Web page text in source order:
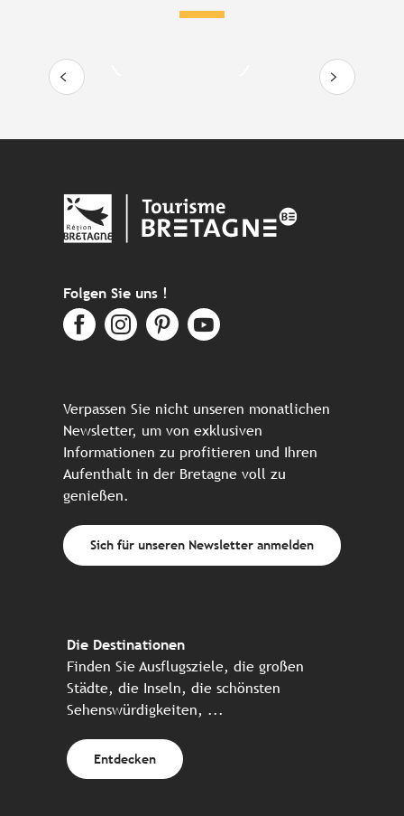
Folgen Sie uns !
Verpassen Sie nicht unseren monatlichen
Newsletter, um von exklusiven
Informationen zu profitieren und Ihren
Aufenthalt in der Bretagne voll zu
genießen.
Sich für unseren Newsletter anmelden
Die Destinationen
Finden Sie Ausflugsziele, die großen
Städte, die Inseln, die schönsten
Sehenswürdigkeiten, ...
Entdecken